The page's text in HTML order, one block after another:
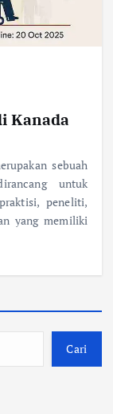
Kanada
sebuah
untuk
peneliti,
yang memiliki
Cari